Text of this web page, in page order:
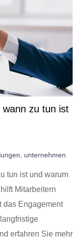
wann zu tun ist
, unternehmen
tun ist und warum
Mitarbeitern
das Engagement
erfahren Sie mehr